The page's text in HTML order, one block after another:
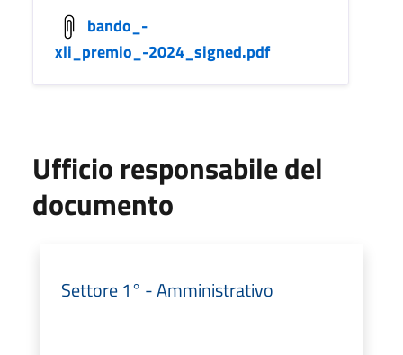
bando_-
xli_premio_-2024_signed.pdf
Ufficio responsabile del
documento
Settore 1° - Amministrativo